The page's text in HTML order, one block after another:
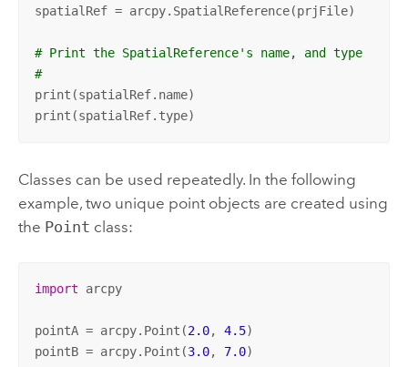
spatialRef = arcpy.SpatialReference(prjFile)
# Print the SpatialReference's name, and type
#
print(spatialRef.name)
print(spatialRef.type)
Classes can be used repeatedly. In the following
example, two unique point objects are created using
the Point class:
import arcpy
pointA = arcpy.Point(2.0, 4.5)
pointB = arcpy.Point(3.0, 7.0)